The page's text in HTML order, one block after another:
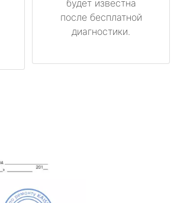
будет известна
после бесплатной
диагностики.